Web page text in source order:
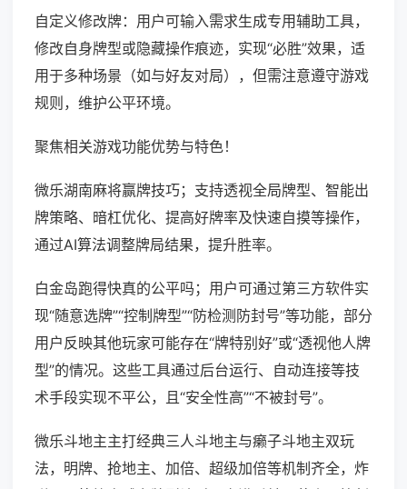
自定义修改牌：用户可输入需求生成专用辅助工具，
修改自身牌型或隐藏操作痕迹，实现“必胜”效果，适
用于多种场景（如与好友对局），但需注意遵守游戏
规则，维护公平环境。
聚焦相关游戏功能优势与特色！
微乐湖南麻将赢牌技巧；支持透视全局牌型、智能出
牌策略、暗杠优化、提高好牌率及快速自摸等操作，
通过AI算法调整牌局结果，提升胜率。
白金岛跑得快真的公平吗；用户可通过第三方软件实
现“随意选牌”“控制牌型”“防检测防封号”等功能，部分
用户反映其他玩家可能存在“牌特别好”或“透视他人牌
型”的情况。这些工具通过后台运行、自动连接等技
术手段实现不平公，且“安全性高”“不被封号”。
微乐斗地主主打经典三人斗地主与癞子斗地主双玩
法，明牌、抢地主、加倍、超级加倍等机制齐全，炸